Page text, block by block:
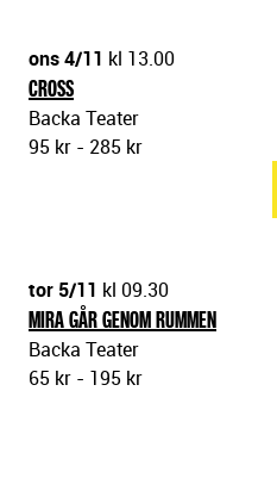
ons 4/11 kl 13.00
CROSS
Backa Teater
95 kr - 285 kr
tor 5/11 kl 09.30
MIRA GÅR GENOM RUMMEN
Backa Teater
65 kr - 195 kr